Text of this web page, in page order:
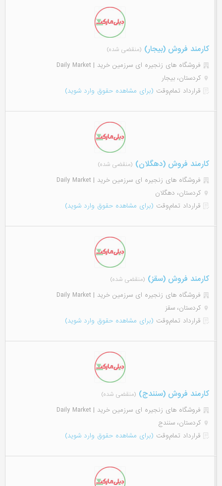
کارمند فروش (بیجار) (منقضی شده)
فروشگاه های زنجیره ای سرزمین خرید | Daily Market
کردستان، بیجار
قرارداد تمام‌وقت (برای مشاهده حقوق وارد شوید)
کارمند فروش (دهگلان) (منقضی شده)
فروشگاه های زنجیره ای سرزمین خرید | Daily Market
کردستان، دهگلان
قرارداد تمام‌وقت (برای مشاهده حقوق وارد شوید)
کارمند فروش (سقز) (منقضی شده)
فروشگاه های زنجیره ای سرزمین خرید | Daily Market
کردستان، سقز
قرارداد تمام‌وقت (برای مشاهده حقوق وارد شوید)
کارمند فروش (سنندج) (منقضی شده)
فروشگاه های زنجیره ای سرزمین خرید | Daily Market
کردستان، سنندج
قرارداد تمام‌وقت (برای مشاهده حقوق وارد شوید)